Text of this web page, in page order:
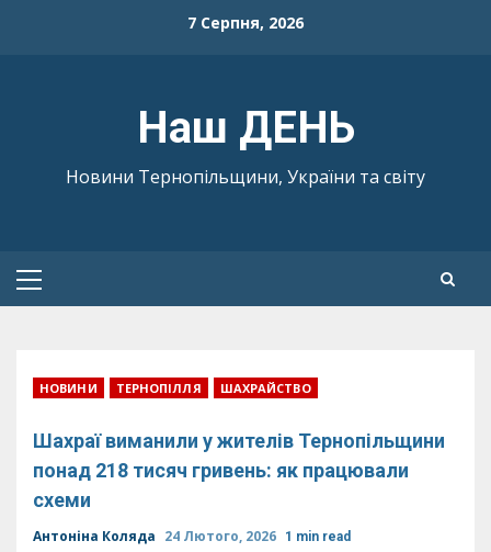
7 Серпня, 2026
Наш ДЕНЬ
Новини Тернопільщини, України та світу
Primary
НОВИНИ ТЕРНОПІЛЛЯ ШАХРАЙСТВО
Шахраї виманили у жителів Тернопільщини
понад 218 тисяч гривень: як працювали
схеми
Антоніна Коляда 24 Лютого, 2026 1 min read